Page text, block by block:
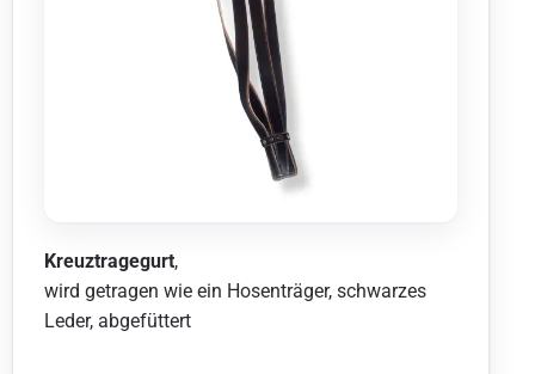
Kreuztragegurt,
wird getragen wie ein Hosenträger, schwarzes
Leder, abgefüttert